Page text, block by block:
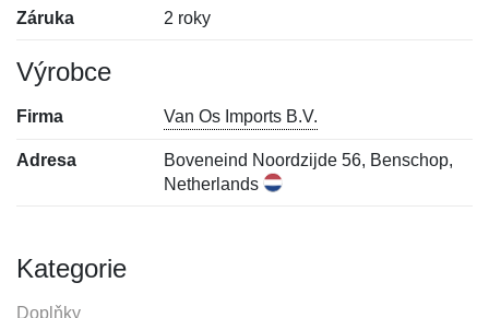
Záruka 2 roky
Výrobce
Firma Van Os Imports B.V.
Adresa
Boveneind Noordzijde 56, Benschop,
Netherlands
Kategorie
Doplňky